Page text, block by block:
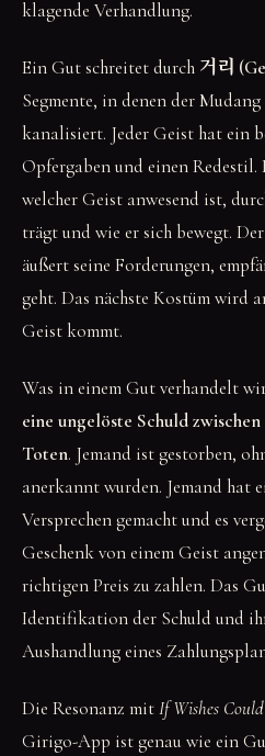
klagende Verhandlung.
Ein Gut schreitet durch 거리
Segmente, in denen der
kanalisiert. Jeder Geist hat ein
Opfergaben und einen
welcher Geist anwesend ist,
trägt und wie er sich bewegt.
äußert seine Forderungen,
geht. Das nächste Kostüm wird
Geist kommt.
Was in einem Gut verhandelt
eine ungelöste Schuld
Toten. Jemand ist gestorben,
anerkannt wurden. Jemand hat
Versprechen gemacht und es
Geschenk von einem Geist
richtigen Preis zu zahlen. Das
Identifikation der Schuld und
Aushandlung eines
Die Resonanz mitIf Wishes
Girigo-App ist genau wie ein